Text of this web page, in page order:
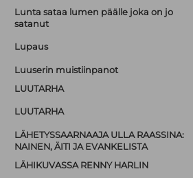
Lunta sataa lumen päälle joka on jo
satanut
Lupaus
Luuserin muistiinpanot
LUUTARHA
LUUTARHA
LÄHETYSSAARNAAJA ULLA RAASSINA:
NAINEN, ÄITI JA EVANKELISTA
LÄHIKUVASSA RENNY HARLIN